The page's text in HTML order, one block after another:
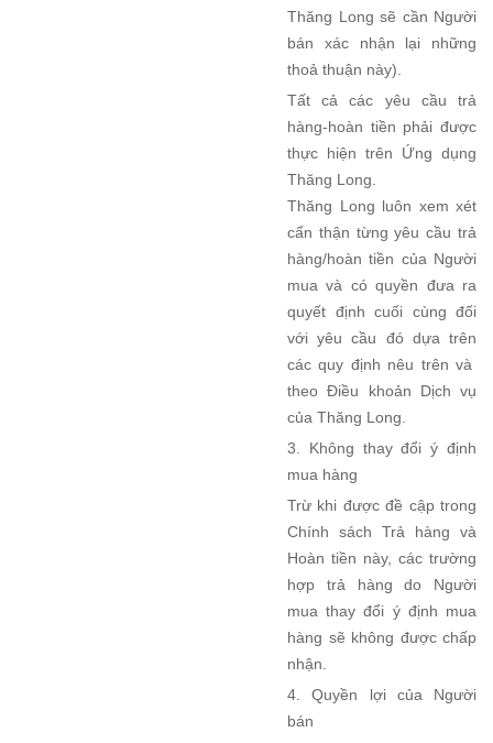
Thăng Long sẽ cần Người
bán xác nhận lại những
thoả thuận này).
Tất cả các yêu cầu trả
hàng-hoàn tiền phải được
thực hiện trên Ứng dụng
Thăng Long.
Thăng Long luôn xem xét
cẩn thận từng yêu cầu trả
hàng/hoàn tiền của Người
mua và có quyền đưa ra
quyết định cuối cùng đối
với yêu cầu đó dựa trên
các quy định nêu trên và
theo Điều khoản Dịch vụ
của Thăng Long.
3. Không thay đổi ý định
mua hàng
Trừ khi được đề cập trong
Chính sách Trả hàng và
Hoàn tiền này, các trường
hợp trả hàng do Người
mua thay đổi ý định mua
hàng sẽ không được chấp
nhận.
4. Quyền lợi của Người
bán